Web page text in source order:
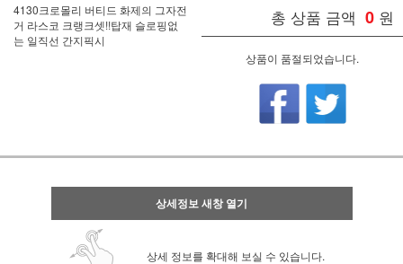
4130크로몰리 버티드 화제의 그자전
거 라스코 크랭크셋!!탑재 슬로핑없
는 일직선 간지픽시
총 상품 금액 0 원
상품이 품절되었습니다.
상세정보 새창 열기
상세 정보를 확대해 보실 수 있습니다.